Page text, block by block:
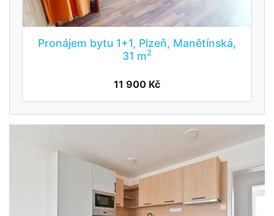
Pronájem bytu 1+1, Plzeň, Manětínská,
31 m2
11 900 Kč